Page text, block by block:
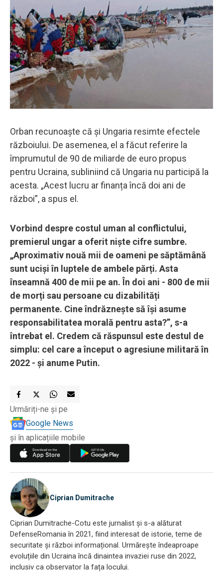
Orban recunoaște că și Ungaria resimte efectele
războiului. De asemenea, el a făcut referire la
împrumutul de 90 de miliarde de euro propus
pentru Ucraina, subliniind că Ungaria nu participă la
acesta. „Acest lucru ar finanța încă doi ani de
război”, a spus el.
Vorbind despre costul uman al conflictului,
premierul ungar a oferit niște cifre sumbre.
„Aproximativ nouă mii de oameni pe săptămână
sunt uciși în luptele de ambele părți. Asta
înseamnă 400 de mii pe an. În doi ani - 800 de mii
de morți sau persoane cu dizabilități
permanente. Cine îndrăznește să își asume
responsabilitatea morală pentru asta?”, s-a
întrebat el. Credem că răspunsul este destul de
simplu: cel care a început o agresiune militară în
2022 - și anume Putin.
Urmăriți-ne și pe
Google News
și în aplicațiile mobile
Ciprian Dumitrache
Ciprian Dumitrache-Cotu este jurnalist și s-a alăturat
DefenseRomania în 2021, fiind interesat de istorie, teme de
securitate și război informațional. Urmărește îndeaproape
evoluțiile din Ucraina încă dinaintea invaziei ruse din 2022,
inclusiv ca observator la fața locului.